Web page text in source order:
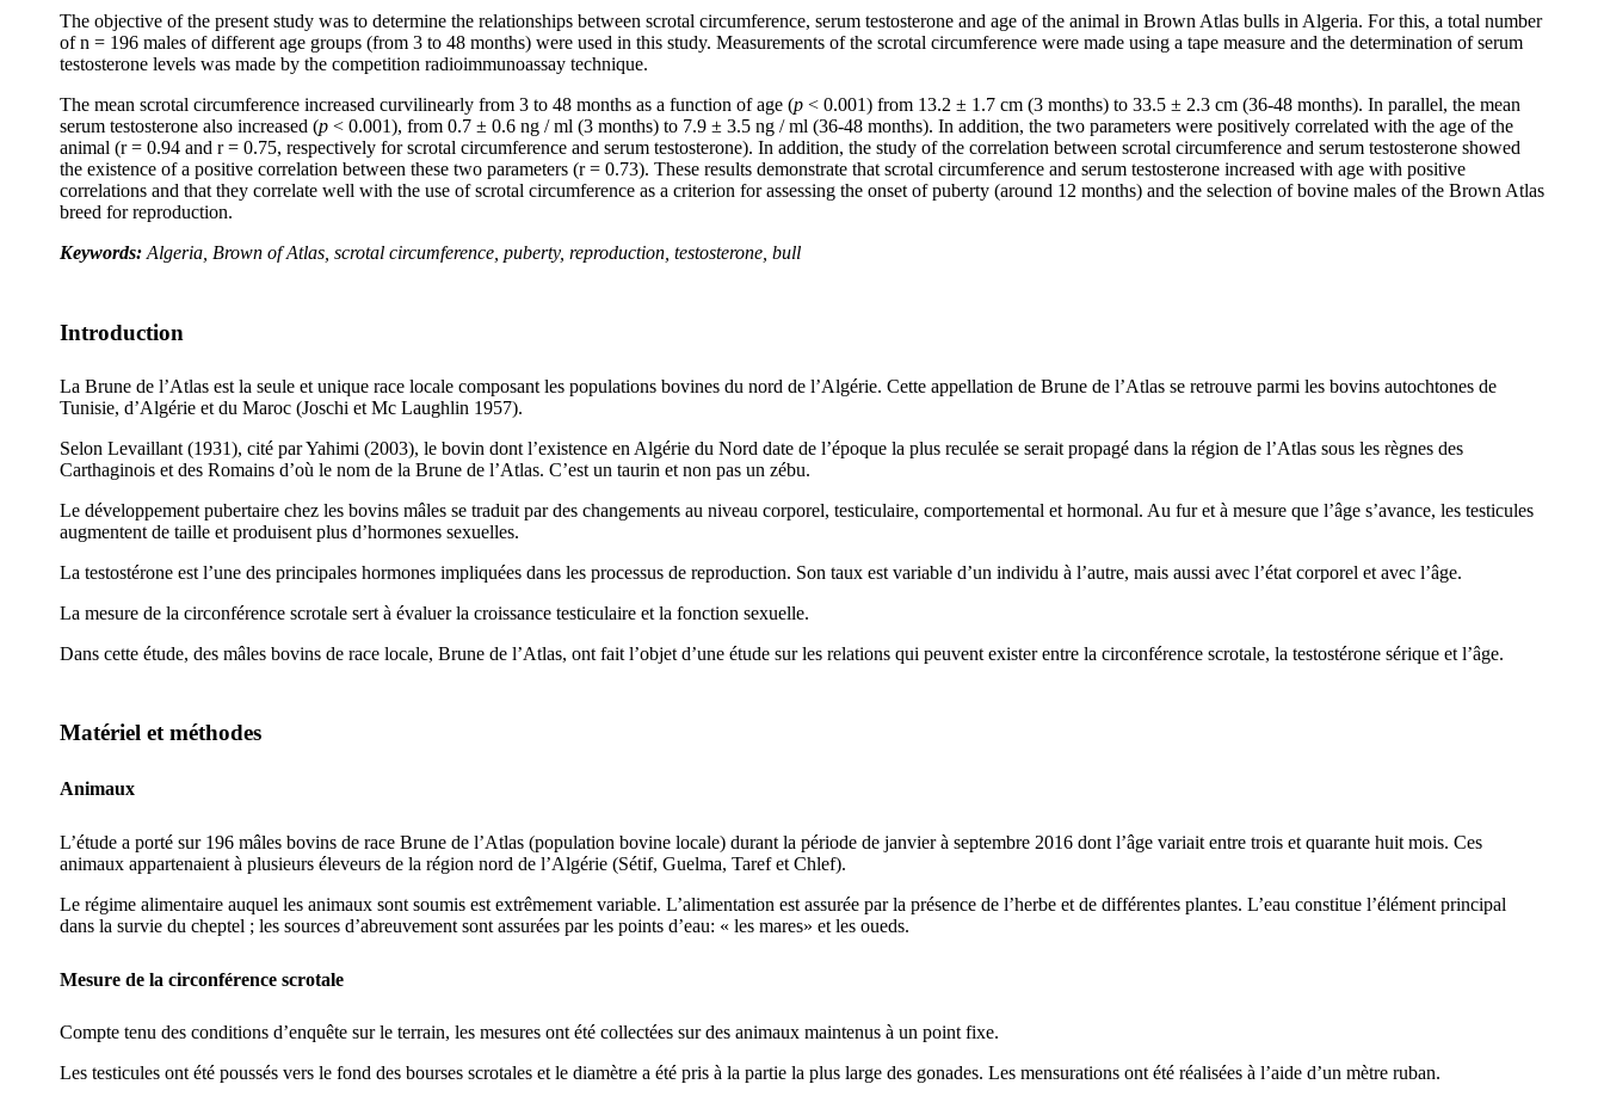
The objective of the present study was to determine the relationships between scrotal circumference, serum testosterone and age of the animal in Brown Atlas bulls in Algeria. For this, a total number
of n = 196 males of different age groups (from 3 to 48 months) were used in this study. Measurements of the scrotal circumference were made using a tape measure and the determination of serum
testosterone levels was made by the competition radioimmunoassay technique.
The mean scrotal circumference increased curvilinearly from 3 to 48 months as a function of age (p ˂ 0.001) from 13.2 ± 1.7 cm (3 months) to 33.5 ± 2.3 cm (36-48 months). In parallel, the mean
serum testosterone also increased (p ˂ 0.001), from 0.7 ± 0.6 ng / ml (3 months) to 7.9 ± 3.5 ng / ml (36-48 months). In addition, the two parameters were positively correlated with the age of the
animal (r = 0.94 and r = 0.75, respectively for scrotal circumference and serum testosterone). In addition, the study of the correlation between scrotal circumference and serum testosterone showed
the existence of a positive correlation between these two parameters (r = 0.73). These results demonstrate that scrotal circumference and serum testosterone increased with age with positive
correlations and that they correlate well with the use of scrotal circumference as a criterion for assessing the onset of puberty (around 12 months) and the selection of bovine males of the Brown Atlas
breed for reproduction.
Keywords: Algeria, Brown of Atlas, scrotal circumference, puberty, reproduction, testosterone, bull
Introduction
La Brune de l’Atlas est la seule et unique race locale composant les populations bovines du nord de l’Algérie. Cette appellation de Brune de l’Atlas se retrouve parmi les bovins autochtones de
Tunisie, d’Algérie et du Maroc (Joschi et Mc Laughlin 1957).
Selon Levaillant (1931), cité par Yahimi (2003), le bovin dont l’existence en Algérie du Nord date de l’époque la plus reculée se serait propagé dans la région de l’Atlas sous les règnes des
Carthaginois et des Romains d’où le nom de la Brune de l’Atlas. C’est un taurin et non pas un zébu.
Le développement pubertaire chez les bovins mâles se traduit par des changements au niveau corporel, testiculaire, comportemental et hormonal. Au fur et à mesure que l’âge s’avance, les testicules
augmentent de taille et produisent plus d’hormones sexuelles.
La testostérone est l’une des principales hormones impliquées dans les processus de reproduction. Son taux est variable d’un individu à l’autre, mais aussi avec l’état corporel et avec l’âge.
La mesure de la circonférence scrotale sert à évaluer la croissance testiculaire et la fonction sexuelle.
Dans cette étude, des mâles bovins de race locale, Brune de l’Atlas, ont fait l’objet d’une étude sur les relations qui peuvent exister entre la circonférence scrotale, la testostérone sérique et l’âge.
Matériel et méthodes
Animaux
L’étude a porté sur 196 mâles bovins de race Brune de l’Atlas (population bovine locale) durant la période de janvier à septembre 2016 dont l’âge variait entre trois et quarante huit mois. Ces
animaux appartenaient à plusieurs éleveurs de la région nord de l’Algérie (Sétif, Guelma, Taref et Chlef).
Le régime alimentaire auquel les animaux sont soumis est extrêmement variable. L’alimentation est assurée par la présence de l’herbe et de différentes plantes. L’eau constitue l’élément principal
dans la survie du cheptel ; les sources d’abreuvement sont assurées par les points d’eau: « les mares» et les oueds.
Mesure de la circonférence scrotale
Compte tenu des conditions d’enquête sur le terrain, les mesures ont été collectées sur des animaux maintenus à un point fixe.
Les testicules ont été poussés vers le fond des bourses scrotales et le diamètre a été pris à la partie la plus large des gonades. Les mensurations ont été réalisées à l’aide d’un mètre ruban.